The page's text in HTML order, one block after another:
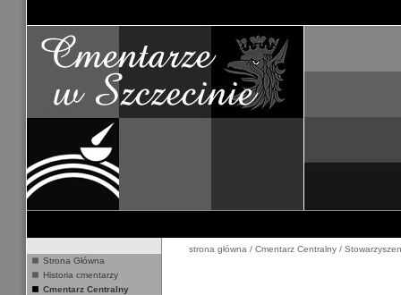
Strona Główna
Historia cmentarzy
Cmentarz Centralny
strona główna / Cmentarz Centralny /